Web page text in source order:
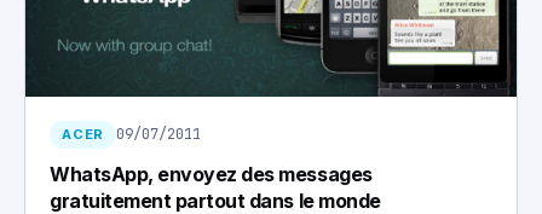
ACER 09/07/2011
WhatsApp, envoyez des messages
gratuitement partout dans le monde